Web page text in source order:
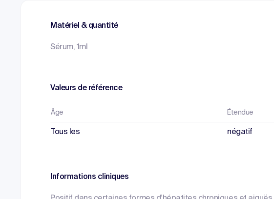
Matériel & quantité
Sérum, 1ml
Valeurs de référence
Âge Étendue
Tous les négatif
Informations cliniques